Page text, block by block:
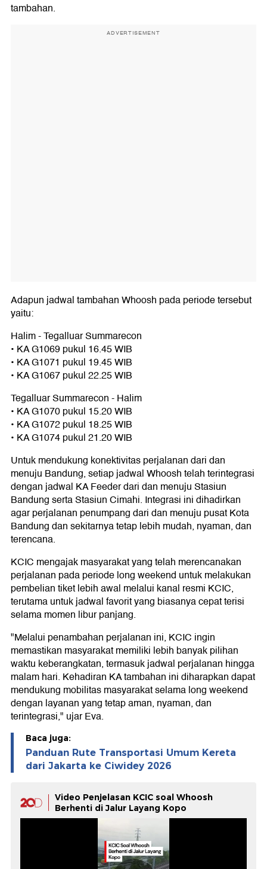
tambahan.
ADVERTISEMENT
Adapun jadwal tambahan Whoosh pada periode tersebut
yaitu:
Halim - Tegalluar Summarecon
•⁠ ⁠KA G1069 pukul 16.45 WIB
•⁠ ⁠KA G1071 pukul 19.45 WIB
•⁠ ⁠KA G1067 pukul 22.25 WIB
Tegalluar Summarecon - Halim
•⁠ ⁠KA G1070 pukul 15.20 WIB
•⁠ ⁠KA G1072 pukul 18.25 WIB
•⁠ ⁠KA G1074 pukul 21.20 WIB
Untuk mendukung konektivitas perjalanan dari dan
menuju Bandung, setiap jadwal Whoosh telah terintegrasi
dengan jadwal KA Feeder dari dan menuju Stasiun
Bandung serta Stasiun Cimahi. Integrasi ini dihadirkan
agar perjalanan penumpang dari dan menuju pusat Kota
Bandung dan sekitarnya tetap lebih mudah, nyaman, dan
terencana.
KCIC mengajak masyarakat yang telah merencanakan
perjalanan pada periode long weekend untuk melakukan
pembelian tiket lebih awal melalui kanal resmi KCIC,
terutama untuk jadwal favorit yang biasanya cepat terisi
selama momen libur panjang.
"Melalui penambahan perjalanan ini, KCIC ingin
memastikan masyarakat memiliki lebih banyak pilihan
waktu keberangkatan, termasuk jadwal perjalanan hingga
malam hari. Kehadiran KA tambahan ini diharapkan dapat
mendukung mobilitas masyarakat selama long weekend
dengan layanan yang tetap aman, nyaman, dan
terintegrasi," ujar Eva.
Baca juga:
Panduan Rute Transportasi Umum Kereta
dari Jakarta ke Ciwidey 2026
Video Penjelasan KCIC soal Whoosh
Berhenti di Jalur Layang Kopo